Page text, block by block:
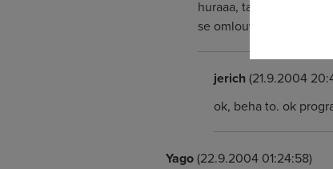
huraaa, tak jsem to
se omlouvam, ze jsem
jerich(21.9.2004
ok, beha to. ok
Yago(22.9.2004 01:24:58)